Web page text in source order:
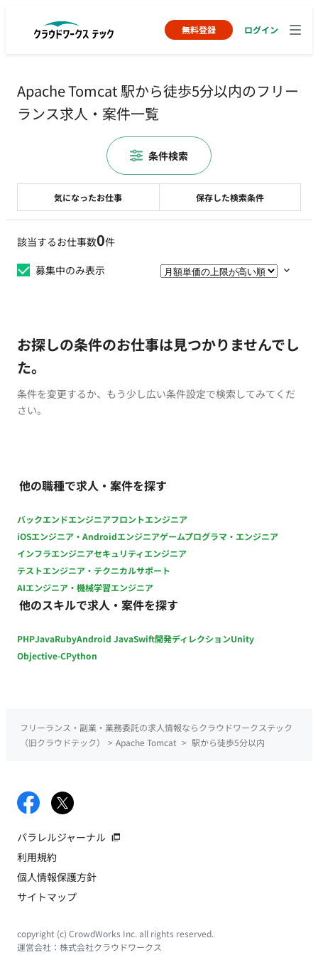
無料登録 ログイン
Apache Tomcat 駅から徒歩5分以内のフリー
ランス求人・案件一覧
該当するお仕事数0件
募集中のみ表示
お探しの条件のお仕事は見つかりませんでし
た。
条件を変更するか、もう少し広い条件設定で検索してみてくだ
さい。
他の職種で求人・案件を探す
バックエンドエンジニアフロントエンジニア
iOSエンジニア・Androidエンジニアゲームプログラマ・エンジニア
インフラエンジニアセキュリティエンジニア
テストエンジニア・テクニカルサポート
AIエンジニア・機械学習エンジニア
他のスキルで求人・案件を探す
PHPJavaRubyAndroid JavaSwift開発ディレクションUnity
Objective-CPython
気になったお仕事 保存した検索条件
条件検索
フリーランス・副業・業務委託の求人情報ならクラウドワークステック
（旧クラウドテック）
> Apache Tomcat > 駅から徒歩5分以内
パラレルジャーナル
利用規約
個人情報保護方針
サイトマップ
copyright (c) CrowdWorks Inc. all rights reserved.
運営会社： 株式会社クラウドワークス